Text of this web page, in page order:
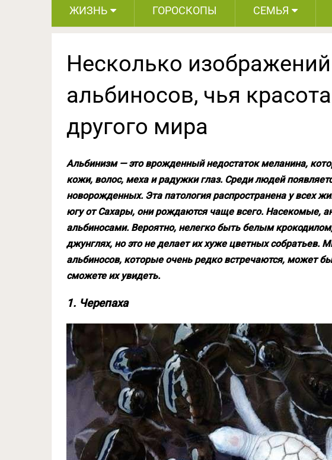
ЖИЗНЬ ГОРОСКОПЫ СЕМЬЯ
Несколько
альбиносов, чья
другого мира
Альбинизм — это врожденный недостаток меланина,
кожи, волос, меха и радужки глаз. Среди людей
новорожденных. Эта патология распространена у всех
югу от Сахары, они рождаются чаще всего. Насекомые,
альбиносами. Вероятно, нелегко быть белым
джунглях, но это не делает их хуже цветных собратьев.
альбиносов, которые очень редко встречаются, может
сможете их увидеть.
1. Черепаха